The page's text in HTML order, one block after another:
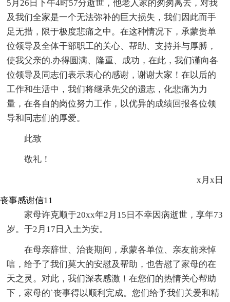
5月26日下午4时57分逝世，他老人家的匆匆离去，对我
及我们全家是一个无法弥补的巨大损失，我们因此而手
足无措，限于极度悲痛之中。在这种情况下，承蒙贵单
位领导及全体干部职工的关心、帮助、支持并与厚膊，
使我父亲的.办得圆满、隆重、成功，在此，我们谨向各
位领导及同志们表示衷心的感谢，谢谢大家！在以后的
工作和生活中，我们将继承先父的遗志，化悲痛为力
量，在各自的岗位努力工作，以优异的成绩回报各位领
导和同志们的厚爱。
此致
敬礼！
x月x日
丧事感谢信11
家母许克顺于20xx年2月15日不幸因病逝世，享年73
岁。于2月17日入土为安。
在母亲辞世、治丧期间，承蒙各单位、亲友前来悼
唁，给予了我们莫大的安慰及帮助，也告慰了家母的在
天之灵。对此，我们深表感激！在您们的热情关心帮助
下，家母的`丧事得以顺利完成。您们给予我们关爱和精